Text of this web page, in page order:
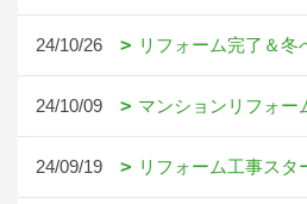
24/10/26 リフォーム完了＆冬
24/10/09 マンションリフォ
24/09/19 リフォーム工事スタ